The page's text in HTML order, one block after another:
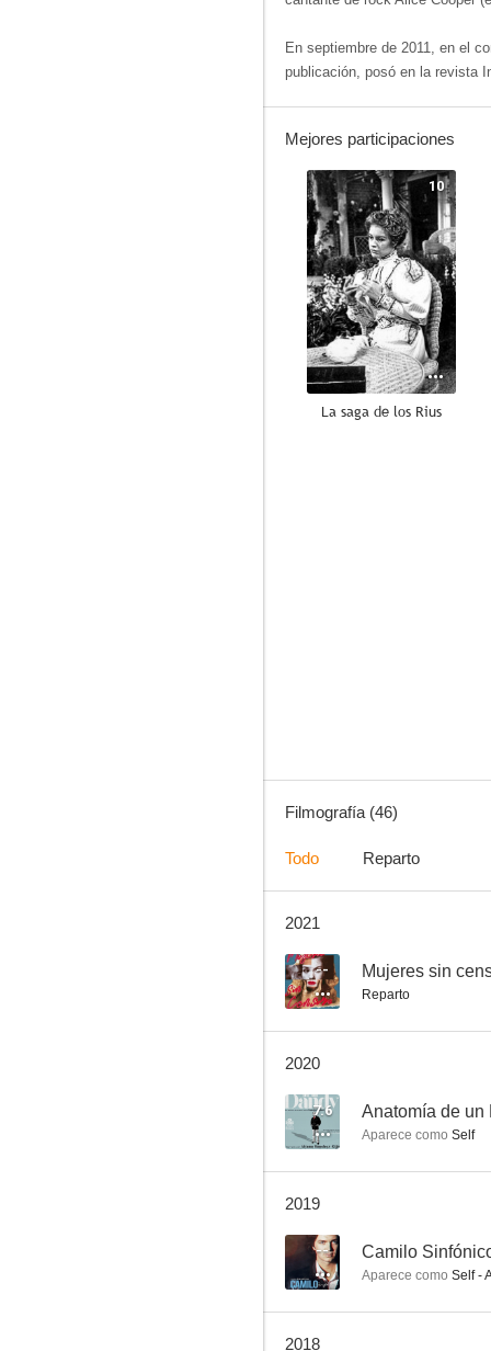
En septiembre de 2011, en el
publicación, posó en la revista
Mejores participaciones
10
La saga de los Rius
3.8
Filmografía (46)
Todo Reparto
2021
-- Mujeres sin
Reparto
2020
7.6 Anatomía de un
Aparece como Self
2019
-- Camilo
Aparece como Self -
2018